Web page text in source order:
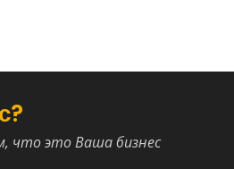
что это Ваша бизнес